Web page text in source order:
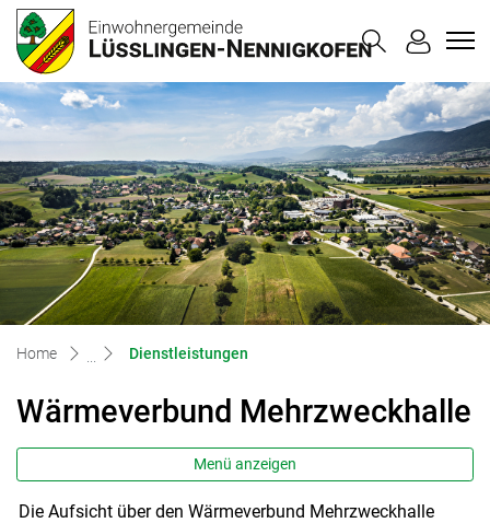
zur Startseite
Direkt zur Hauptnavigation
Direkt zum Inhalt
Direkt zur Suche
Direkt zum Stichwortverzeichnis
Home Dienstleistungen
Wärmeverbund Mehrzweckhalle
Menü anzeigen
Die Aufsicht über den Wärmeverbund Mehrzweckhalle